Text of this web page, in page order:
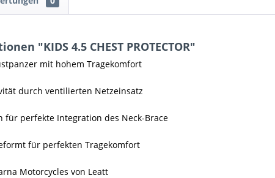
"KIDS 4.5 CHEST PROTECTOR"
mit hohem Tragekomfort
durch ventilierten Netzeinsatz
für perfekte Integration des Neck-Brace
für perfekten Tragekomfort
Motorcycles von Leatt